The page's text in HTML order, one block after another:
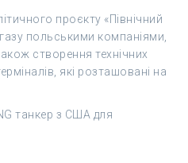
проєкту «Північний
польськими компаніями,
створення технічних
які розташовані на
танкер з США для